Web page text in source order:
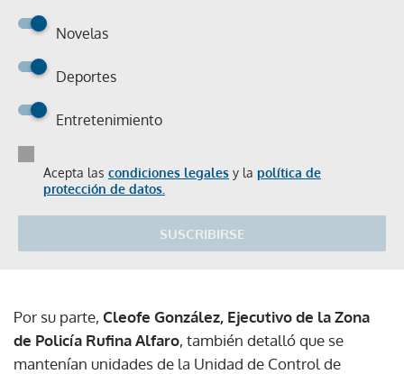
Novelas
Deportes
Entretenimiento
Acepta las condiciones legales y la política de
protección de datos.
SUSCRIBIRSE
Por su parte, Cleofe González, Ejecutivo de la Zona
de Policía Rufina Alfaro, también detalló que se
mantenían unidades de la Unidad de Control de